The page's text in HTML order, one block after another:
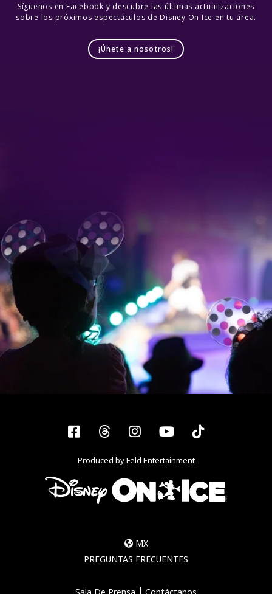
Síguenos en Facebook y descubre las últimas actualizaciones
sobre los próximos espectáculos de Disney On Ice en tu área.
¡Únete a nosotros!
Facebook
ThreadsInstagram
YouTubeTiktok
Produced by Feld Entertainment
MX
PREGUNTAS FRECUENTES